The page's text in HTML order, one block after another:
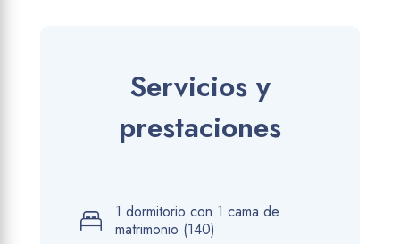
Servicios y
prestaciones
1 dormitorio con 1 cama de
matrimonio (140)